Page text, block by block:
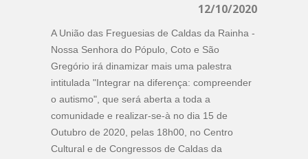
12/10/2020
A União das Freguesias de Caldas da Rainha -
Nossa Senhora do Pópulo, Coto e São
Gregório irá dinamizar mais uma palestra
intitulada "Integrar na diferença: compreender
o autismo", que será aberta a toda a
comunidade e realizar-se-à no dia 15 de
Outubro de 2020, pelas 18h00, no Centro
Cultural e de Congressos de Caldas da